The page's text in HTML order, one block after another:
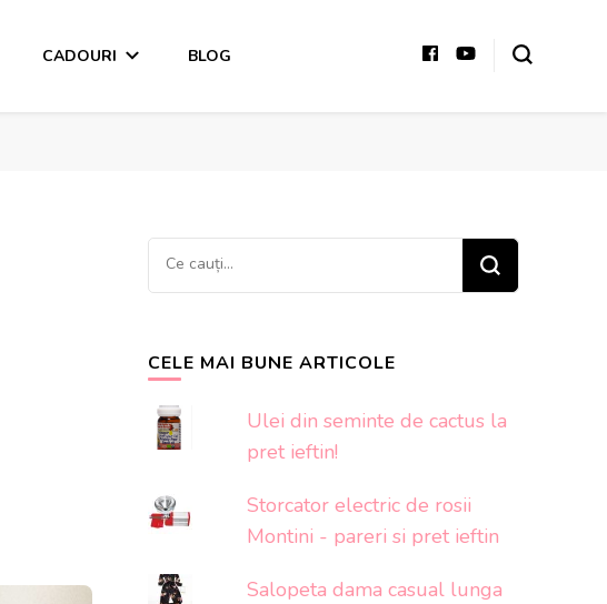
CADOURI BLOG
Cauți
ceva?
CELE MAI BUNE ARTICOLE
Ulei din seminte de cactus la
pret ieftin!
Storcator electric de rosii
Montini - pareri si pret ieftin
Salopeta dama casual lunga